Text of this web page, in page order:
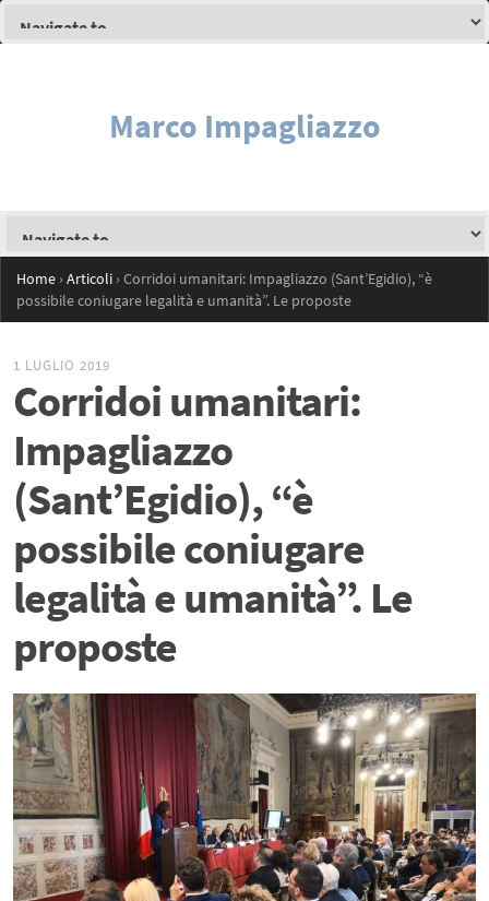
Marco Impagliazzo
Home › Articoli › Corridoi umanitari: Impagliazzo (Sant’Egidio), “è
possibile coniugare legalità e umanità”. Le proposte
1 LUGLIO 2019
Corridoi umanitari:
Impagliazzo
(Sant’Egidio), “è
possibile coniugare
legalità e umanità”. Le
proposte